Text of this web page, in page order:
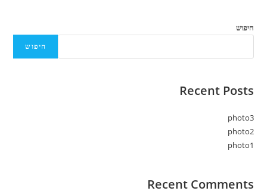
חיפוש
חיפוש
Recent Posts
photo3
photo2
photo1
Recent Comments